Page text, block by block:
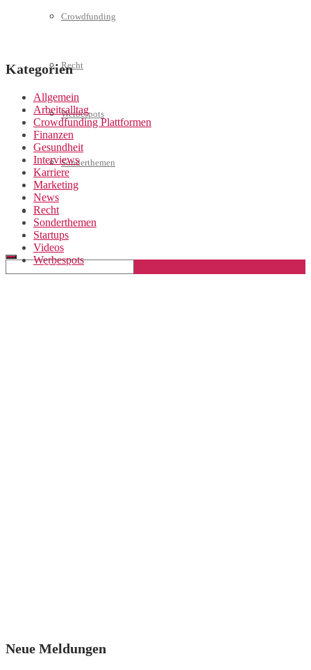
Crowdfunding
Recht
Werbespots
Sonderthemen
Geschäftskonto eröffnen
Kategorien
Allgemein
Arbeitsalltag
Crowdfunding Plattformen
Finanzen
Gesundheit
Interviews
Karriere
Marketing
News
Recht
Sonderthemen
Startups
Videos
Werbespots
Neue Meldungen